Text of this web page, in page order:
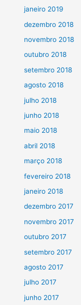
janeiro 2019
dezembro 2018
novembro 2018
outubro 2018
setembro 2018
agosto 2018
julho 2018
junho 2018
maio 2018
abril 2018
março 2018
fevereiro 2018
janeiro 2018
dezembro 2017
novembro 2017
outubro 2017
setembro 2017
agosto 2017
julho 2017
junho 2017